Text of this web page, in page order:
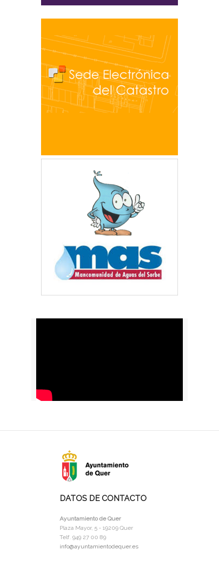
DATOS DE CONTACTO
Ayuntamiento de Quer
Plaza Mayor, 5 - 19209 Quer
Telf. 949 27 00 89
info@ayuntamientodequer.es